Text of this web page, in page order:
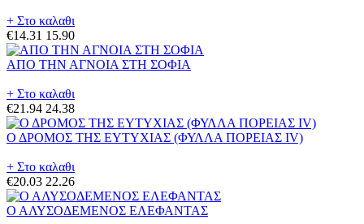
+ Στο καλαθι
€14.31 15.90
ΑΠΟ ΤΗΝ ΑΓΝΟΙΑ ΣΤΗ ΣΟΦΙΑ
+ Στο καλαθι
€21.94 24.38
Ο ΔΡΟΜΟΣ ΤΗΣ ΕΥΤΥΧΙΑΣ (ΦΥΛΛΑ ΠΟΡΕΙΑΣ IV)
+ Στο καλαθι
€20.03 22.26
Ο ΑΛΥΣΟΔΕΜΕΝΟΣ ΕΛΕΦΑΝΤΑΣ